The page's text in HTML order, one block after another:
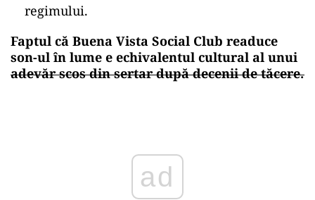
regimului.
Faptul că Buena Vista Social Club readuce
son-ul în lume e echivalentul cultural al unui
adevăr scos din sertar după decenii de tăcere.
ad